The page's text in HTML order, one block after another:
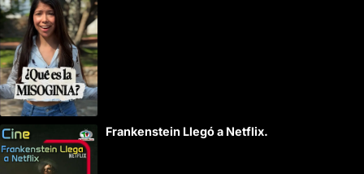
Frankenstein Llegó a Netflix.